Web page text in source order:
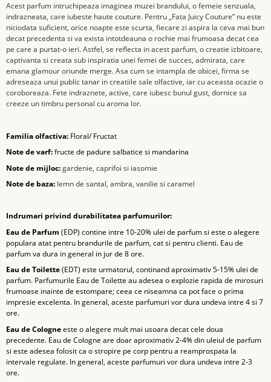
Acest parfum intruchipeaza imaginea muzei brandului, o femeie senzuala,
indrazneata, care iubeste haute couture. Pentru „Fata Juicy Couture” nu este
niciodata suficient, orice noapte este scurta, fiecare zi aspira la ceva mai bun
decat precedenta si va exista intotdeauna o rochie mai frumoasa decat cea
pe care a purtat-o ​​ieri. Astfel, se reflecta in acest parfum, o creatie izbitoare,
captivanta si creata sub inspiratia unei femei de succes, admirata, care
emana glamour oriunde merge.Asa cum se intampla de obicei, firma se
adreseaza unui public tanar in creatiile sale olfactive, iar cu aceasta ocazie o
coroboreaza. Fete indraznete, active, care iubesc bunul gust, dornice sa
creeze un timbru personal cu aroma lor.
Familia olfactiva: Floral/ Fructat
Note de varf:fructe de padure salbatice si mandarina
Note de mijloc:gardenie, caprifoi si iasomie
Note de baza: lemn de santal, ambra, vanilie si caramel
Indrumari privind durabilitatea parfumurilor:
Eau de Parfum (EDP) contine intre 10-20% ulei de parfum si este o alegere
populara atat pentru brandurile de parfum, cat si pentru clienti. Eau de
parfum va dura in general in jur de 8 ore.
Eau de Toilette(EDT) este urmatorul, continand aproximativ 5-15% ulei de
parfum. Parfumurile Eau de Toilette au adesea o explozie rapida de mirosuri
frumoase inainte de estompare; ceea ce niseamna ca pot face o prima
impresie excelenta. In general, aceste parfumuri vor dura undeva intre 4 si 7
ore.
Eau de Cologneeste o alegere mult mai usoara decat cele doua
precedente. Eau de Cologne are doar aproximativ 2-4% din uleiul de parfum
si este adesea folosit ca o stropire pe corp pentru a reamprospata la
intervale regulate. In general, aceste parfumuri vor dura undeva intre 2-3
ore.